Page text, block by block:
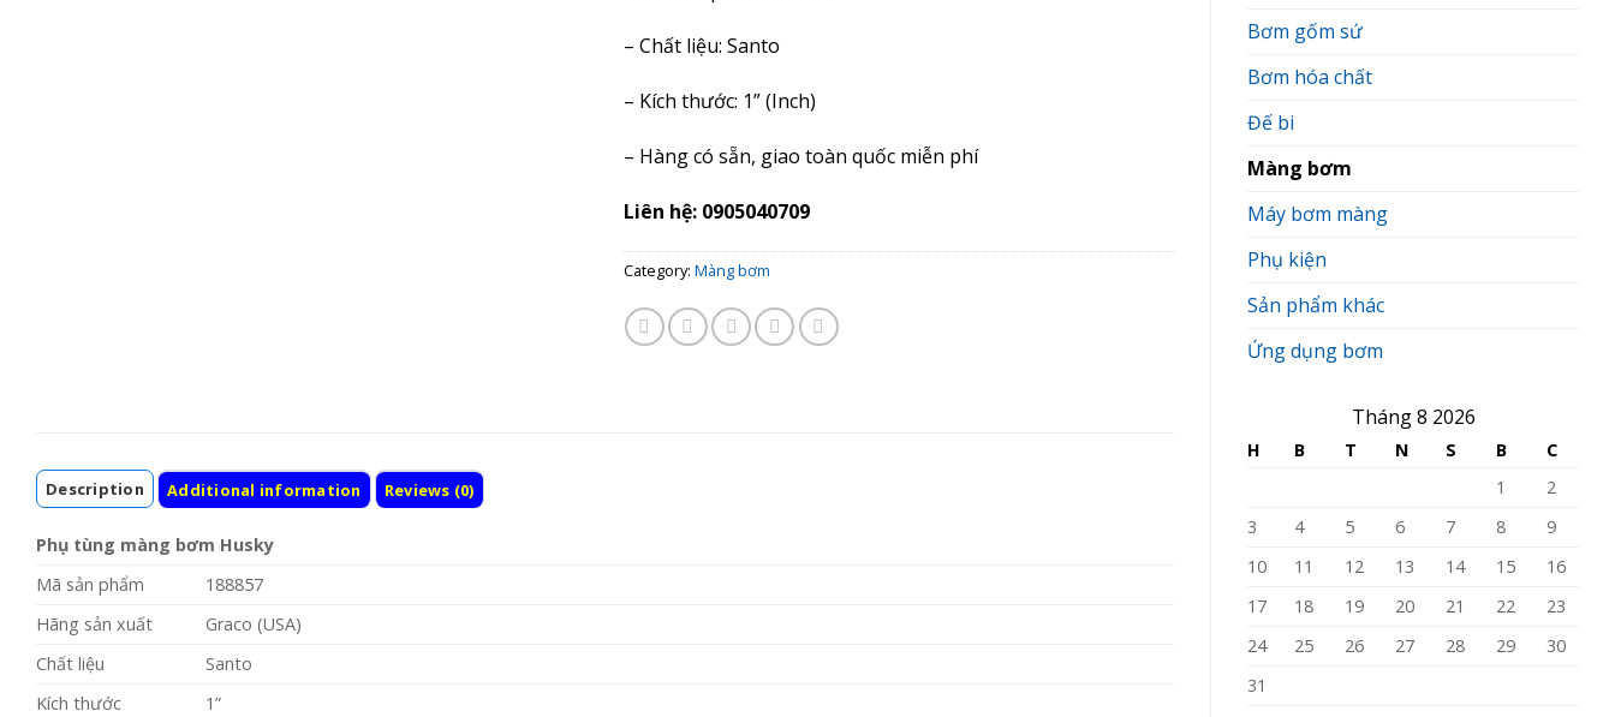
Bơm gốm sứ
Bơm hóa chất
Đế bi
Màng bơm
Máy bơm màng
Phụ kiện
Sản phẩm khác
Ứng dụng bơm
Tháng 8 2026
H B T N S B
C
1
2
3
4 5 6 7 8
9
10
11 12 13 14 15
16
17
18 19 20 21 22
23
24
25 26 27 28 29
30
31
– Chất liệu: Santo
– Kích thước: 1” (Inch)
– Hàng có sẵn, giao toàn quốc miễn phí
Liên hệ: 0905040709
Category: Màng bơm
Description Additional information Reviews (0)
Phụ tùng màng bơm Husky
Mã sản phẩm
188857
Hãng sản xuất
Graco (USA)
Chất liệu
Santo
Kích thước
1”